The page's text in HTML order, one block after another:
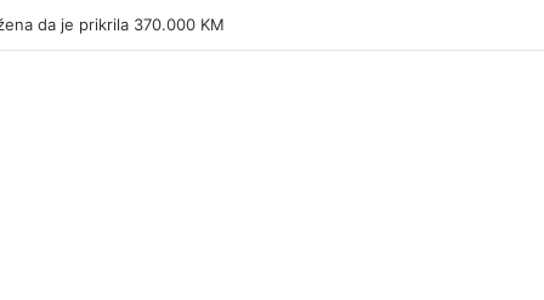
nakon četiri požara u parku